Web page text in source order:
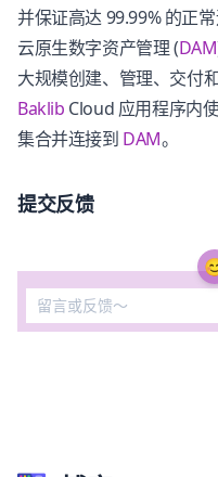
并保证高达 99.99% 的正常
云原生数字资产管理 (DAM
大规模创建、管理、交付
Baklib Cloud 应用程序内
集合并连接到 DAM。
提交反馈